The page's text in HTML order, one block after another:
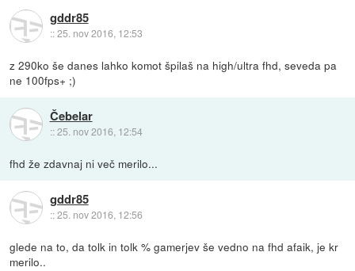
gddr85
::25. nov 2016, 12:53
z 290ko še danes lahko komot špilaš na high/ultra fhd, seveda pa
ne 100fps+ ;)
Čebelar
::25. nov 2016, 12:54
fhd že zdavnaj ni več merilo...
gddr85
::25. nov 2016, 12:56
glede na to, da tolk in tolk % gamerjev še vedno na fhd afaik, je kr
merilo..